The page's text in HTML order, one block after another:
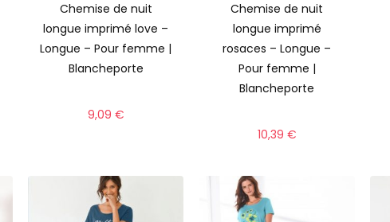
Chemise de nuit
longue imprimé love –
Longue – Pour femme |
Blancheporte
9,09 €
Chemise de nuit
longue imprimé
rosaces – Longue –
Pour femme |
Blancheporte
10,39 €